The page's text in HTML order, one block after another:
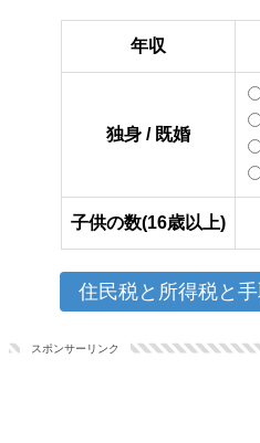
年収
独身 / 既婚
子供の数(16歳以上)
スポンサーリンク